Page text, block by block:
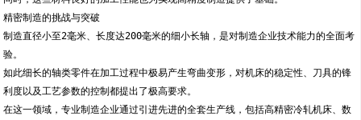
精密制造的挑战与突破
制造直径小至2毫米、长度达200毫米的细小长轴，是对制造企业技术能力的全面考
验。
如此细长的轴类零件在加工过程中极易产生弯曲变形，对机床的稳定性、刀具的锋
利度以及工艺参数的控制都提出了极高要求。
在这一领域，专业制造企业通过引进先进的全套生产线，包括高精密冷轧机床、数